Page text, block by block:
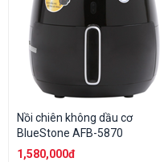
Nồi chiên không dầu cơ
BlueStone AFB-5870
1,580,000đ